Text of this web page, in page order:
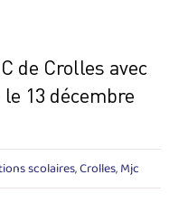
de Crolles avec
13 décembre
scolaires,Crolles,Mjc